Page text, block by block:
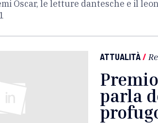
Oscar, le letture dantesche e il
ATTUALITÀ/
parla